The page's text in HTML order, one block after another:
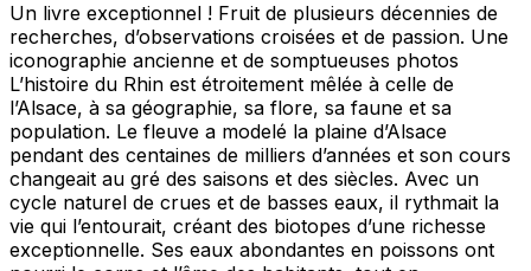
Un livre exceptionnel ! Fruit de plusieurs décennies de
recherches, d’observations croisées et de passion. Une
iconographie ancienne et de somptueuses photos
L’histoire du Rhin est étroitement mêlée à celle de
l’Alsace, à sa géographie, sa flore, sa faune et sa
population. Le fleuve a modelé la plaine d’Alsace
pendant des centaines de milliers d’années et son cours
changeait au gré des saisons et des siècles. Avec un
cycle naturel de crues et de basses eaux, il rythmait la
vie qui l’entourait, créant des biotopes d’une richesse
exceptionnelle. Ses eaux abondantes en poissons ont